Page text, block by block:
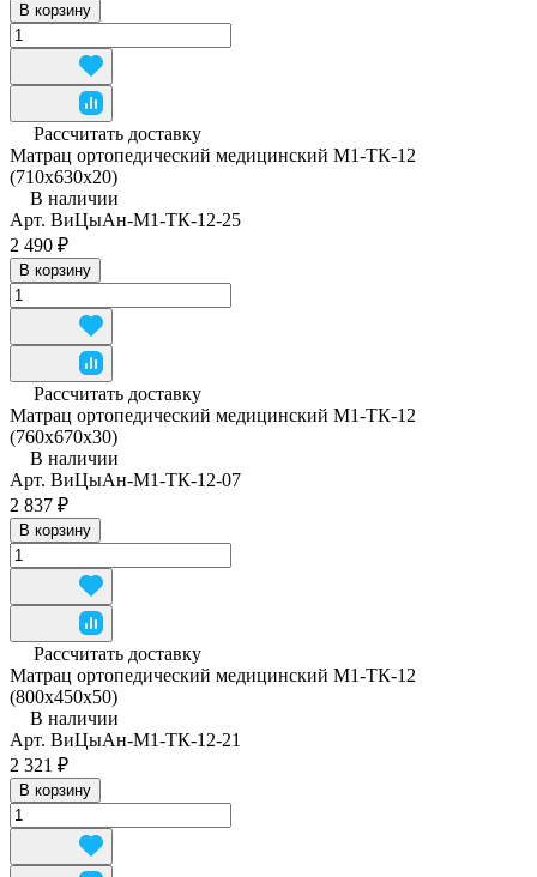
В корзину
Рассчитать доставку
Матрац ортопедический медицинский М1-ТК-12
(710x630x20)
В наличии
Арт. ВиЦыАн-М1-ТК-12-25
2 490 ₽
В корзину
Рассчитать доставку
Матрац ортопедический медицинский М1-ТК-12
(760x670x30)
В наличии
Арт. ВиЦыАн-М1-ТК-12-07
2 837 ₽
В корзину
Рассчитать доставку
Матрац ортопедический медицинский М1-ТК-12
(800x450x50)
В наличии
Арт. ВиЦыАн-М1-ТК-12-21
2 321 ₽
В корзину